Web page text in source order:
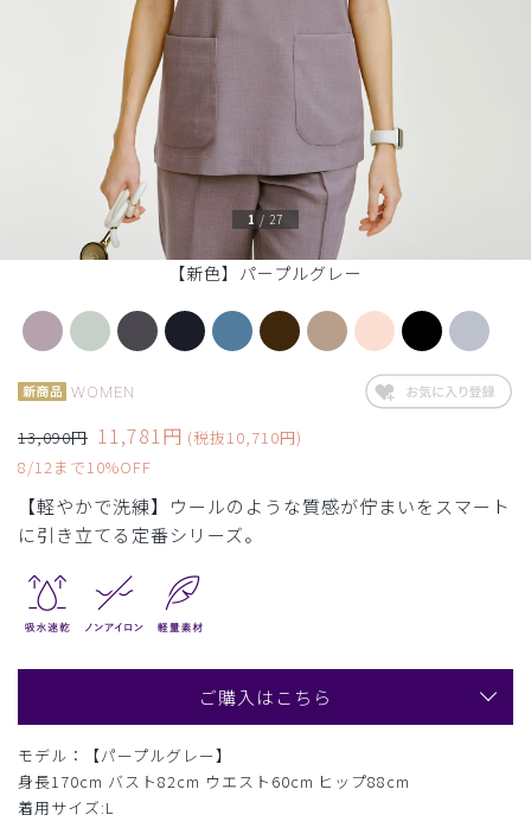
【新色】パープルグレー
1 / 27
WOMEN
13,090円 11,781円 (税抜10,710円)
8/12まで10%OFF
【軽やかで洗練】ウールのような質感が佇まいをスマート
に引き立てる定番シリーズ。
ご購入はこちら
モデル：【パープルグレー】
身長170cm バスト82cm ウエスト60cm ヒップ88cm
着用サイズ:L